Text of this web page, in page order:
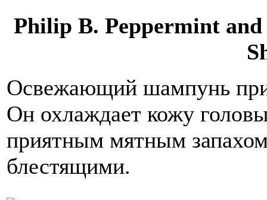
Philip B. Peppermint
Освежающий шампунь
Он охлаждает кожу
приятным мятным
блестящими.